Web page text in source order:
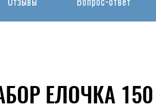
Отзывы Вопрос-ответ
ЕЛОЧКА